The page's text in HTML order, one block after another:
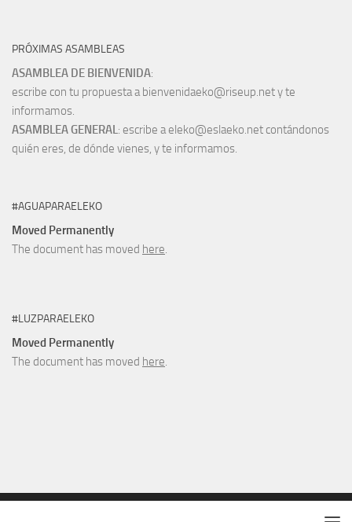
PRÓXIMAS ASAMBLEAS
ASAMBLEA DE BIENVENIDA:
escribe con tu propuesta a bienvenidaeko@riseup.net y te
informamos.
ASAMBLEA GENERAL: escribe a eleko@eslaeko.net contándonos
quién eres, de dónde vienes, y te informamos.
#AGUAPARAELEKO
Moved Permanently
The document has moved here.
#LUZPARAELEKO
Moved Permanently
The document has moved here.